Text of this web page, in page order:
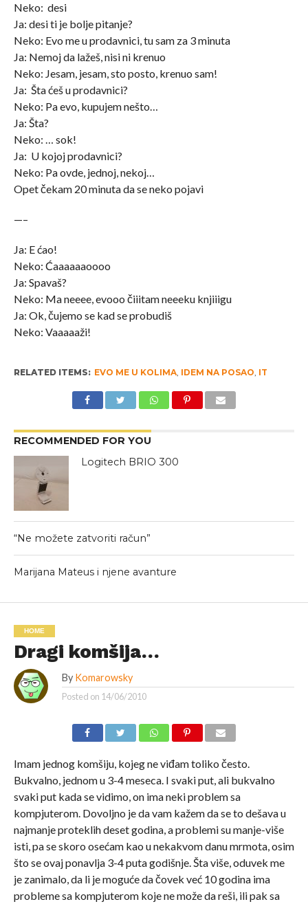
Neko: desi
Ja: desi ti je bolje pitanje?
Neko: Evo me u prodavnici, tu sam za 3 minuta
Ja: Nemoj da lažeš, nisi ni krenuo
Neko: Jesam, jesam, sto posto, krenuo sam!
Ja: Šta ćeš u prodavnici?
Neko: Pa evo, kupujem nešto…
Ja: Šta?
Neko: … sok!
Ja: U kojoj prodavnici?
Neko: Pa ovde, jednoj, nekoj…
Opet čekam 20 minuta da se neko pojavi
—–
Ja: E ćao!
Neko: Ćaaaaaaoooo
Ja: Spavaš?
Neko: Ma neeee, evooo čiiitam neeeku knjiiigu
Ja: Ok, čujemo se kad se probudiš
Neko: Vaaaaaži!
RELATED ITEMS: EVO ME U KOLIMA, IDEM NA POSAO, IT
RECOMMENDED FOR YOU
Logitech BRIO 300
“Ne možete zatvoriti račun”
Marijana Mateus i njene avanture
HOME
Dragi komšija…
By Komarowsky
Posted on 14/06/2010
Imam jednog komšiju, kojeg ne viđam toliko često.
Bukvalno, jednom u 3-4 meseca. I svaki put, ali bukvalno
svaki put kada se vidimo, on ima neki problem sa
kompjuterom. Dovoljno je da vam kažem da se to dešava u
najmanje proteklih deset godina, a problemi su manje-više
isti, pa se skoro osećam kao u nekakvom danu mrmota, osim
što se ovaj ponavlja 3-4 puta godišnje. Šta više, oduvek me
je zanimalo, da li je moguće da čovek već 10 godina ima
probleme sa kompjuterom koje ne može da reši, ili pak sa